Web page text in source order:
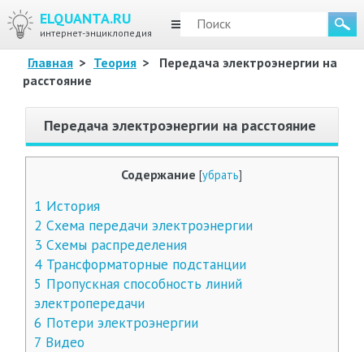
ELQUANTA.RU
интернет-энциклопедия
МЕНЮ
Главная > Теория >
Передача электроэнергии на
расстояние
Передача электроэнергии на расстояние
Содержание [убрать]
1 История
2 Схема передачи электроэнергии
3 Схемы распределения
4Трансформаторные подстанции
5 Пропускная способность линий
электропередачи
6 Потери электроэнергии
7 Видео